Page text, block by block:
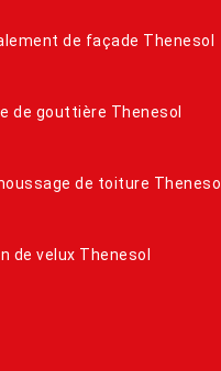
de façade Thenesol
de gouttière Thenesol
de toiture Thenesol
de velux Thenesol